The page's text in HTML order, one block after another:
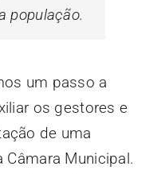
população.
um passo a
os gestores e
de uma
Câmara Municipal.